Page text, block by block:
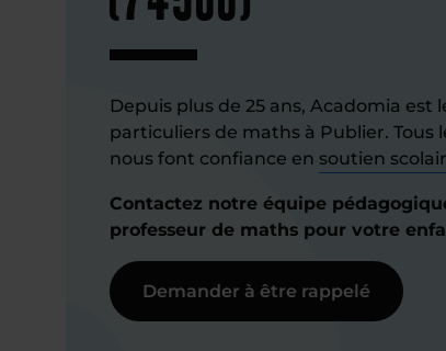
Depuis plus de 25 ans, Acadomia est
particuliers de maths à Publier. Tous
nous font confiance en soutien
Contactez notre équipe
professeur de maths pour votre
Demander à être rappelé